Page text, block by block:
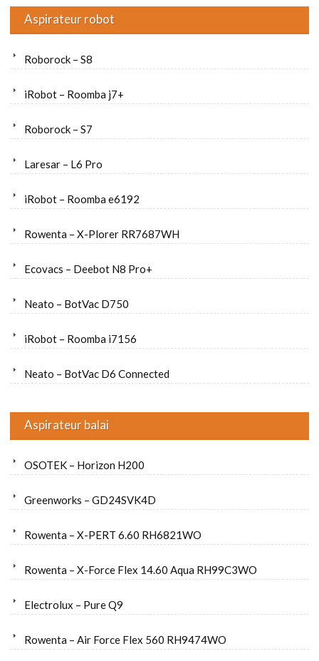
Aspirateur robot
Roborock – S8
iRobot – Roomba j7+
Roborock – S7
Laresar – L6 Pro
iRobot – Roomba e6192
Rowenta – X-Plorer RR7687WH
Ecovacs – Deebot N8 Pro+
Neato – BotVac D750
iRobot – Roomba i7156
Neato – BotVac D6 Connected
Aspirateur balai
OSOTEK – Horizon H200
Greenworks – GD24SVK4D
Rowenta – X-PERT 6.60 RH6821WO
Rowenta – X-Force Flex 14.60 Aqua RH99C3WO
Electrolux – Pure Q9
Rowenta – Air Force Flex 560 RH9474WO